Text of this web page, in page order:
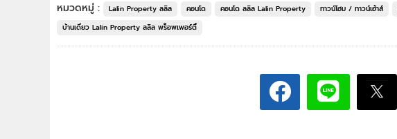
หมวดหมู่ :
Lalin Property ลลิล คอนโด คอนโด ลลิล Lalin Property ทาวน์โฮม / ทาวน์เฮ้าส์
บ้านเดี่ยว Lalin Property ลลิล พร็อพเพอร์ตี้